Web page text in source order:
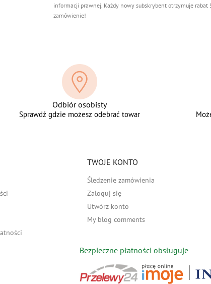
informacji prawnej. Każdy nowy subskrybent otrzymuje rabat
zamówienie!
Odbiór osobisty
Sprawdź gdzie możesz odebrać towar
TWOJE KONTO
Śledzenie zamówienia
Zaloguj się
Utwórz konto
My blog comments
Bezpieczne płatności obsługuje